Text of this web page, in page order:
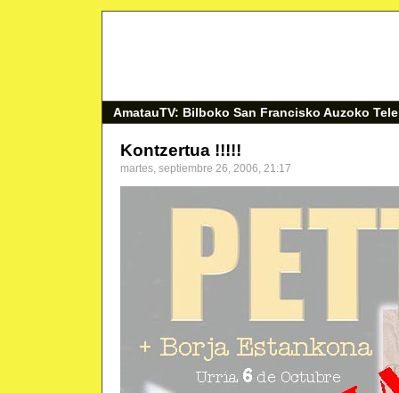
AmatauTV: Bilboko San Francisko Auzoko
Kontzertua !!!!!
martes, septiembre 26, 2006, 21:17